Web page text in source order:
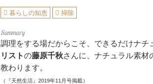
暮らしの知恵 掃除
調理をする場だからこそ、できるだけナチ
リストの藤原千秋さんに、ナチュラル素材
教わります。
（『天然生活』2019年11月号掲載）